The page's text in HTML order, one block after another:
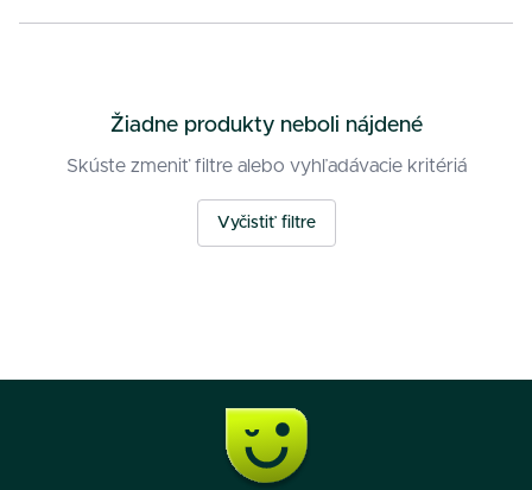
Žiadne produkty neboli nájdené
Skúste zmeniť filtre alebo vyhľadávacie kritériá
Vyčistiť filtre